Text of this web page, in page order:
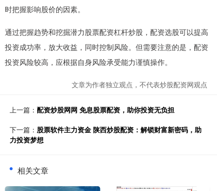
时把握影响股价的因素。
通过把握趋势和挖掘潜力股票配资杠杆炒股，配资选股可以提高
投资成功率，放大收益，同时控制风险。但需要注意的是，配资
投资风险较高，应根据自身风险承受能力谨慎操作。
文章为作者独立观点，不代表炒股配资网观点
上一篇： 配资炒股网网 免息股票配资，助你投资无负担
下一篇： 股票软件主力资金 陕西炒股配资：解锁财富新密码，助
力投资梦想
相关文章